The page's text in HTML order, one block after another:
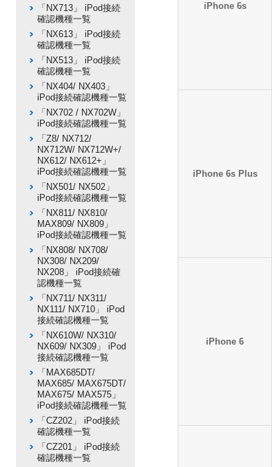
「NX713」 iPod接続
確認機種一覧
「NX613」 iPod接続
確認機種一覧
「NX513」 iPod接続
確認機種一覧
「NX404/ NX403」
iPod接続確認機種一覧
「NX702 / NX702W」
iPod接続確認機種一覧
「Z8/ NX712/
NX712W/ NX712W+/
NX612/ NX612+」
iPod接続確認機種一覧
「NX501/ NX502」
iPod接続確認機種一覧
「NX811/ NX810/
MAX809/ NX809」
iPod接続確認機種一覧
「NX808/ NX708/
NX308/ NX209/
NX208」 iPod接続確
認機種一覧
「NX711/ NX311/
NX111/ NX710」 iPod
接続確認機種一覧
「NX610W/ NX310/
NX609/ NX309」 iPod
接続確認機種一覧
「MAX685DT/
MAX685/ MAX675DT/
MAX675/ MAX575」
iPod接続確認機種一覧
「CZ202」 iPod接続
確認機種一覧
「CZ201」 iPod接続
確認機種一覧
iPhone 6s
iPhone 6s Plus
iPhone 6